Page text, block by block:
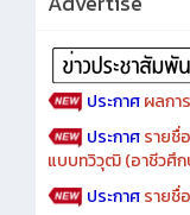
ประกาศผลกา
ประกาศ รายชื่
แบบทวิวุฒิ (อาชีวศึ